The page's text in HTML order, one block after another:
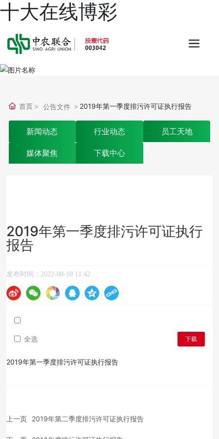
十大在线博彩
首页 公告文件 2019年第一季度排污许可证执行报告
新闻动态 行业动态 员工天地
媒体聚焦 下载中心
2019年第一季度排污许可证执行
报告
发布时间： 2022-08-10 11:42
全选 下载
2019年第一季度排污许可证执行报告
上一页 2019年第二季度排污许可证执行报告